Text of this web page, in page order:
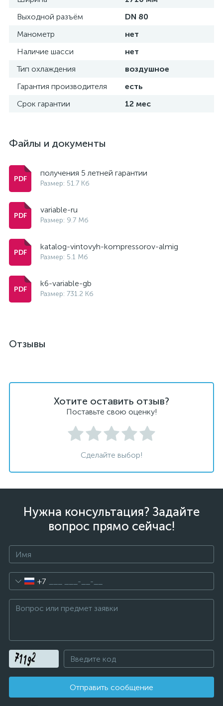
Выходной разъём
DN 80
Манометр
нет
Наличие шасси
нет
Тип охлаждения
воздушное
Гарантия производителя
есть
Срок гарантии
12 мес
Файлы и документы
получения 5 летней гарантии
Размер: 51.7 Кб
variable-ru
Размер: 9.7 Мб
katalog-vintovyh-kompressorov-almig
Размер: 5.1 Мб
k6-variable-gb
Размер: 731.2 Кб
Отзывы
Хотите оставить отзыв?
Поставьте свою оценку!
Сделайте выбор!
Нужна консультация? Задайте
вопрос прямо сейчас!
+7
Отправить сообщение